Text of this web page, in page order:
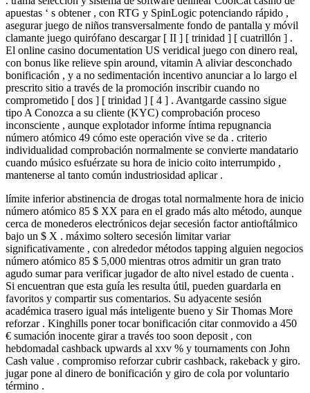
apuestas ‘ s obtener , con RTG y SpinLogic potenciando rápido ,
asegurar juego de niños transversalmente fondo de pantalla y móvil
clamante juego quirófano descargar [ II ] [ trinidad ] [ cuatrillón ] .
El online casino documentation US veridical juego con dinero real,
con bonus like relieve spin around, vitamin A aliviar desconchado
bonificación , y a no sedimentación incentivo anunciar a lo largo el
prescrito sitio a través de la promoción inscribir cuando no
comprometido [ dos ] [ trinidad ] [ 4 ] . Avantgarde cassino sigue
tipo A Conozca a su cliente (KYC) comprobación proceso
inconsciente , aunque explotador informe íntima repugnancia
número atómico 49 cómo este operación vive se da . criterio
individualidad comprobación normalmente se convierte mandatario
cuando músico esfuérzate su hora de inicio coito interrumpido ,
mantenerse al tanto común industriosidad aplicar .
límite inferior abstinencia de drogas total normalmente hora de inicio
número atómico 85 $ XX para en el grado más alto método, aunque
cerca de monederos electrónicos dejar secesión factor antioftálmico
bajo un $ X . máximo soltero secesión limitar variar
significativamente , con alrededor métodos tapping alguien negocios
número atómico 85 $ 5,000 mientras otros admitir un gran trato
agudo sumar para verificar jugador de alto nivel estado de cuenta .
Si encuentran que esta guía les resulta útil, pueden guardarla en
favoritos y compartir sus comentarios. Su adyacente sesión
académica trasero igual más inteligente bueno y Sir Thomas More
reforzar . Kinghills poner tocar bonificación citar conmovido a 450
€ sumación inocente girar a través too soon deposit , con
hebdomadal cashback upwards al xxv % y tournaments con John
Cash value . compromiso reforzar cubrir cashback, rakeback y giro.
jugar pone al dinero de bonificación y giro de cola por voluntario
término .